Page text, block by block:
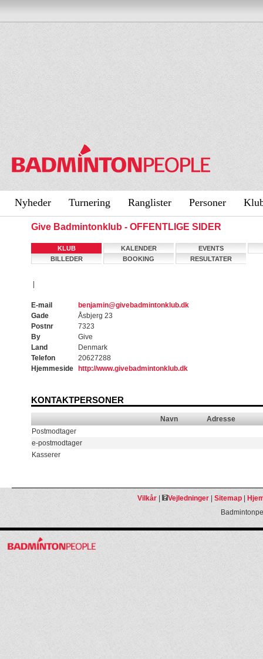
Nyheder Turnering Ranglister Personer
Give Badmintonklub - OFFENTLIGE SIDER
KLUB KALENDER
EVENTS
BILLEDER
BOOKING RESULTATER
E-mail
benjamin@givebadmintonklub.dk
Gade
Åsbjerg 23
Postnr
7323
By
Give
Land
Denmark
Telefon
20627288
Hjemmeside
http://www.givebadmintonklub.dk
KONTAKTPERSONER
Navn
Adresse
Postmodtager
e-postmodtager
Kasserer
Vilkår| Vejledninger| Sitemap|